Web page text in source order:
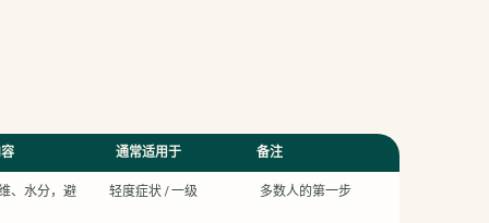
通常适用于 备注
、水分，避 轻度症状 / 一级 多数人的第一步